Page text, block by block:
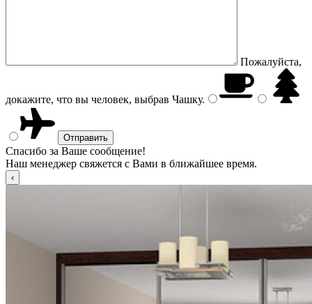
Пожалуйста,
докажите, что вы человек, выбрав Чашку.
Спасибо за Ваше сообщение!
Наш менеджер свяжется с Вами в ближайшее время.